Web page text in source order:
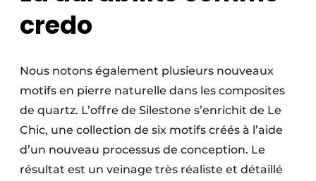
credo
Nous notons également plusieurs nouveaux
motifs en pierre naturelle dans les composites
de quartz. L’offre de Silestone s’enrichit de Le
Chic, une collection de six motifs créés à l’aide
d’un nouveau processus de conception. Le
résultat est un veinage très réaliste et détaillé